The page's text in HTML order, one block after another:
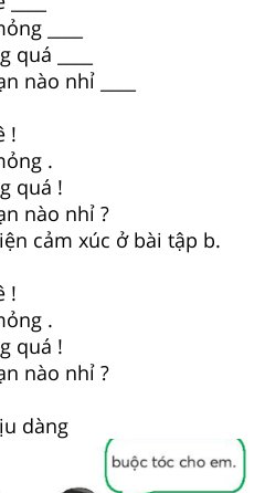
____
____
nào nhỉ ____
!
.
quá !
nào nhỉ ?
cảm xúc ở bài tập b.
!
.
quá !
nào nhỉ ?
dàng